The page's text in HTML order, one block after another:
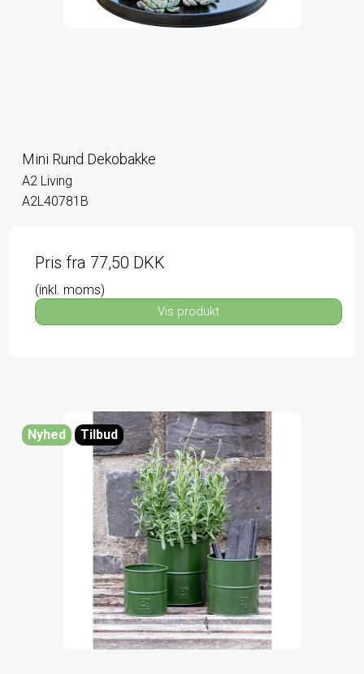
Mini Rund Dekobakke
A2 Living
A2L40781B
Pris fra 77,50 DKK
(inkl. moms)
Vis produkt
Nyhed Tilbud